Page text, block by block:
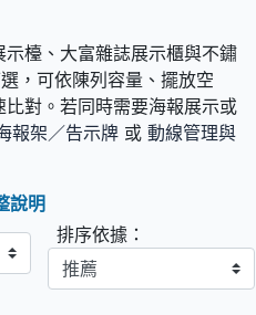
檯、大富雜誌展示櫃與不鏽
，可依陳列容量、擺放空
對。若同時需要海報展示或
報架／告示牌 或 動線管理與
說明
排序依據：